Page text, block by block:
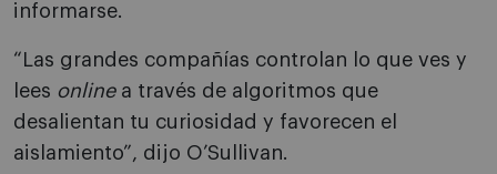
informarse.
“Las grandes compañías controlan lo que ves y
lees onlinea través de algoritmos que
desalientan tu curiosidad y favorecen el
aislamiento”, dijo O’Sullivan.